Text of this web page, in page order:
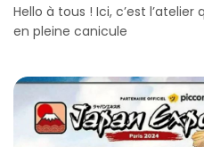
Hello à tous ! Ici, c’est
en pleine canicule